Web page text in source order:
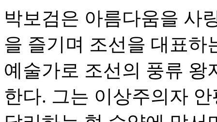
박보검은 아름다움을 사
을 즐기며 조선을 대표하
예술가로 조선의 풍류 왕
한다. 그는 이상주의자